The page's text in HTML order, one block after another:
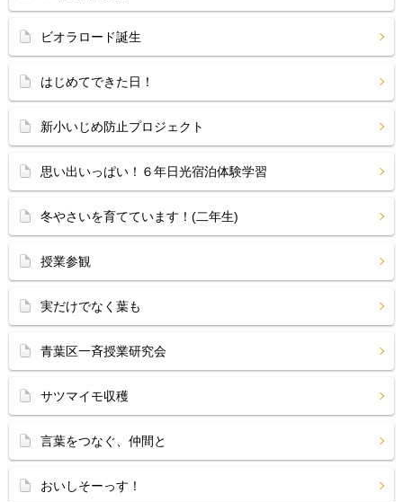
ビオラロード誕生
はじめてできた日！
新小いじめ防止プロジェクト
思い出いっぱい！６年日光宿泊体験学習
冬やさいを育てています！(二年生)
授業参観
実だけでなく葉も
青葉区一斉授業研究会
サツマイモ収穫
言葉をつなぐ、仲間と
おいしそーっす！